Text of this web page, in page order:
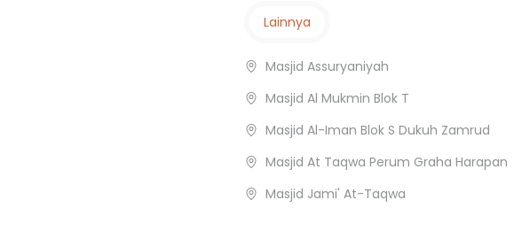
Lainnya
Masjid Assuryaniyah
Masjid Al Mukmin Blok T
Masjid Al-Iman Blok S Dukuh Zamrud
Masjid At Taqwa Perum Graha Harapan
Masjid Jami' At-Taqwa